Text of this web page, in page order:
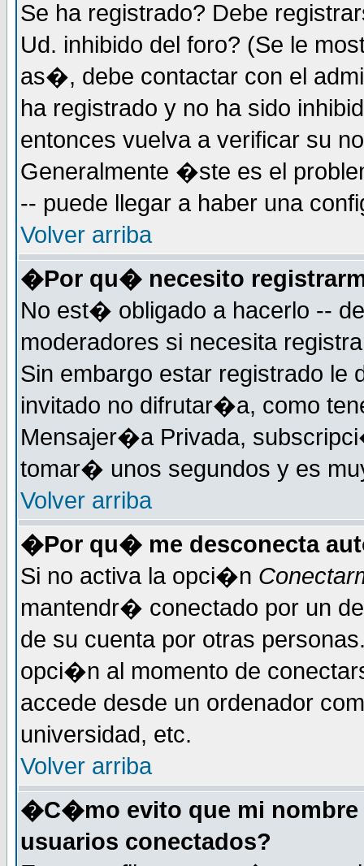
Se ha registrado? Debe
Ud. inhibido del foro? (Se le
as�, debe contactar con el
ha registrado y no ha sido
entonces vuelva a verificar su
Generalmente �ste es el
-- puede llegar a haber una
Volver arriba
�Por qu� necesito
No est� obligado a hacerlo --
moderadores si necesita
Sin embargo estar registrado le
invitado no difrutar�a, como
Mensajer�a Privada,
tomar� unos segundos y es
Volver arriba
�Por qu� me desconecta
Si no activa la opci�n
mantendr� conectado por un
de su cuenta por otras
opci�n al momento de
accede desde un ordenador
universidad, etc.
Volver arriba
�C�mo evito que mi nombre
usuarios conectados?